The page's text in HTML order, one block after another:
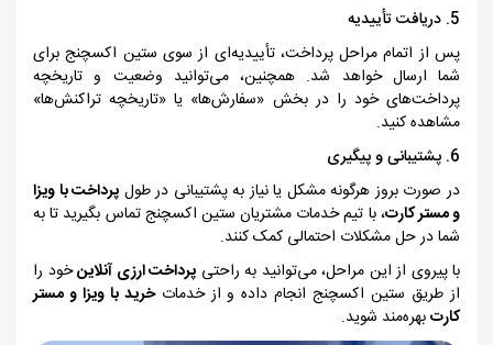
5. دریافت تأییدیه
پس از اتمام مراحل پرداخت، تأییدیه‌ای از سوی ستین اکسچنج برای
شما ارسال خواهد شد. همچنین، می‌توانید وضعیت و تاریخچه
پرداخت‌های خود را در بخش «سفارش‌ها» یا «تاریخچه تراکنش‌ها»
مشاهده کنید.
6. پشتیبانی و پیگیری
در صورت بروز هرگونه مشکل یا نیاز به پشتیبانی در طول پرداخت با ویزا
و مستر کارت، با تیم خدمات مشتریان ستین اکسچنج تماس بگیرید تا به
شما در حل مشکلات احتمالی کمک کنند.
با پیروی از این مراحل، می‌توانید به راحتی پرداخت ارزی آنلاینخود را
از طریق ستین اکسچنج انجام داده و از خدماتخرید با ویزا و مستر
کارتبهره‌مند شوید.